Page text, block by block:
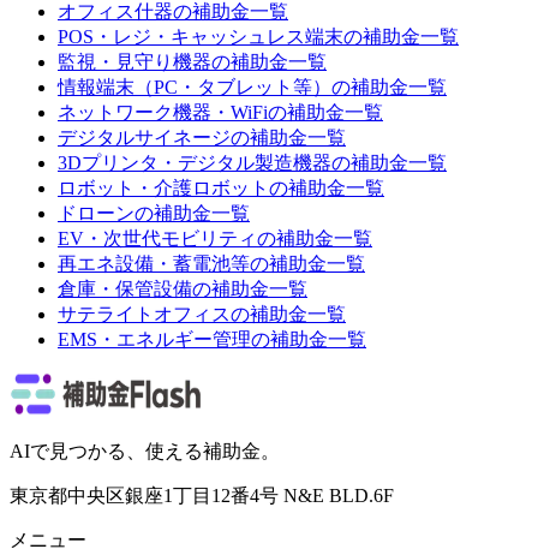
オフィス什器の補助金一覧
POS・レジ・キャッシュレス端末の補助金一覧
監視・見守り機器の補助金一覧
情報端末（PC・タブレット等） の補助金一覧
ネットワーク機器・WiFiの補助金一覧
デジタルサイネージの補助金一覧
3Dプリンタ・デジタル製造機器の補助金一覧
ロボット・介護ロボット の補助金一覧
ドローンの補助金一覧
EV・次世代モビリティの補助金一覧
再エネ設備・蓄電池等の補助金一覧
倉庫・保管設備の補助金一覧
サテライトオフィスの補助金一覧
EMS・エネルギー管理の補助金一覧
AIで見つかる、使える補助金。
東京都中央区銀座1丁目12番4号 N&E BLD.6F
メニュー